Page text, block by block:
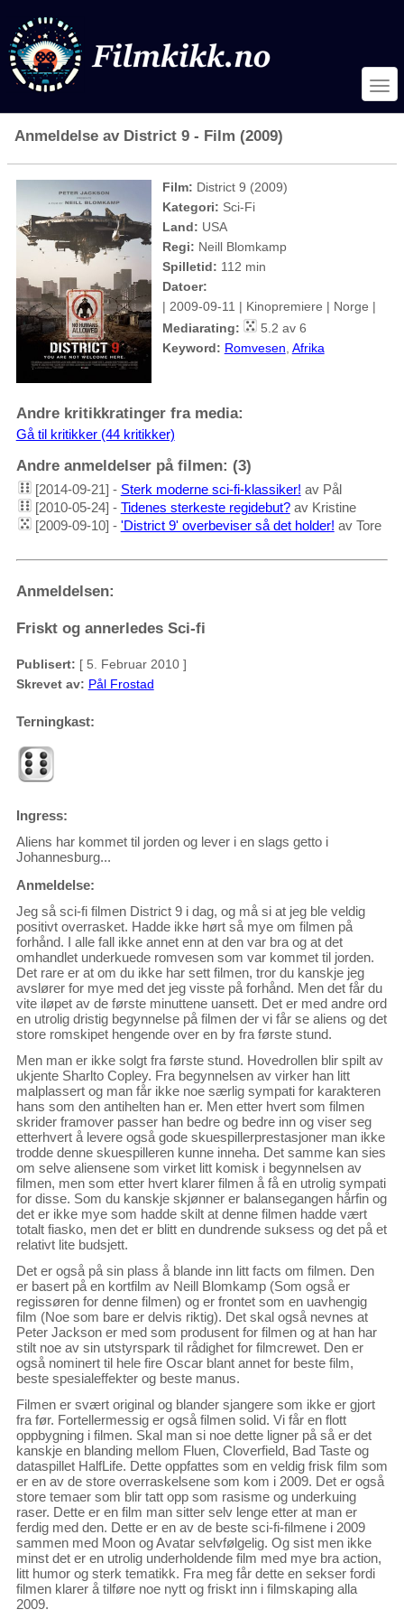
Anmeldelse av District 9 - Film (2009)
Film: District 9 (2009)
Kategori: Sci-Fi
Land: USA
Regi: Neill Blomkamp
Spilletid: 112 min
Datoer:
| 2009-09-11 | Kinopremiere | Norge |
Mediarating:
5.2 av 6
Keyword: Romvesen Afrika
Andre kritikkratinger fra media:
Gå til kritikker (44 kritikker)
Andre anmeldelser på filmen: (3)
[2014-09-21] - Sterk moderne sci-fi-klassiker! av Pål
[2010-05-24] - Tidenes sterkeste regidebut?av Kristine
[2009-09-10] - 'District 9' overbeviser så det holder! av Tore
Anmeldelsen:
Friskt og annerledes Sci-fi
Publisert: [ 5. Februar 2010 ]
Skrevet av: Pål Frostad
Terningkast:
Ingress:
Aliens har kommet til jorden og lever i en slags getto i
Johannesburg...
Anmeldelse:
Jeg så sci-fi filmen District 9 i dag, og må si at jeg ble veldig
positivt overrasket. Hadde ikke hørt så mye om filmen på
forhånd. I alle fall ikke annet enn at den var bra og at det
omhandlet underkuede romvesen som var kommet til jorden.
Det rare er at om du ikke har sett filmen, tror du kanskje jeg
avslører for mye med det jeg visste på forhånd. Men det får du
vite iløpet av de første minuttene uansett. Det er med andre ord
en utrolig dristig begynnelse på filmen der vi får se aliens og det
store romskipet hengende over en by fra første stund.
Men man er ikke solgt fra første stund. Hovedrollen blir spilt av
ukjente Sharlto Copley. Fra begynnelsen av virker han litt
malplassert og man får ikke noe særlig sympati for karakteren
hans som den antihelten han er. Men etter hvert som filmen
skrider framover passer han bedre og bedre inn og viser seg
etterhvert å levere også gode skuespillerprestasjoner man ikke
trodde denne skuespilleren kunne inneha. Det samme kan sies
om selve aliensene som virket litt komisk i begynnelsen av
filmen, men som etter hvert klarer filmen å få en utrolig sympati
for disse. Som du kanskje skjønner er balansegangen hårfin og
det er ikke mye som hadde skilt at denne filmen hadde vært
totalt fiasko, men det er blitt en dundrende suksess og det på et
relativt lite budsjett.
Det er også på sin plass å blande inn litt facts om filmen. Den
er basert på en kortfilm av Neill Blomkamp (Som også er
regissøren for denne filmen) og er frontet som en uavhengig
film (Noe som bare er delvis riktig). Det skal også nevnes at
Peter Jackson er med som produsent for filmen og at han har
stilt noe av sin utstyrspark til rådighet for filmcrewet. Den er
også nominert til hele fire Oscar blant annet for beste film,
beste spesialeffekter og beste manus.
Filmen er svært original og blander sjangere som ikke er gjort
fra før. Fortellermessig er også filmen solid. Vi får en flott
oppbygning i filmen. Skal man si noe dette ligner på så er det
kanskje en blanding mellom Fluen, Cloverfield, Bad Taste og
dataspillet HalfLife. Dette oppfattes som en veldig frisk film som
er en av de store overraskelsene som kom i 2009. Det er også
store temaer som blir tatt opp som rasisme og underkuing
raser. Dette er en film man sitter selv lenge etter at man er
ferdig med den. Dette er en av de beste sci-fi-filmene i 2009
sammen med Moon og Avatar selvfølgelig. Og sist men ikke
minst det er en utrolig underholdende film med mye bra action,
litt humor og sterk tematikk. Fra meg får dette en sekser fordi
filmen klarer å tilføre noe nytt og friskt inn i filmskaping alla
2009.